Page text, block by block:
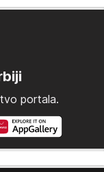
portala.